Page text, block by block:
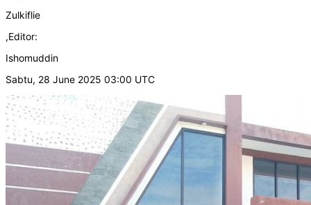
Zulkiflie
,Editor:
Ishomuddin
Sabtu, 28 June 2025 03:00 UTC